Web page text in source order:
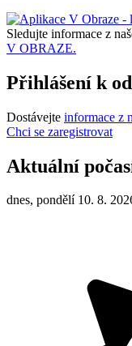
Sledujte informace z
V OBRAZE.
Přihlášení k
Dostávejte informace z
Chci se zaregistrovat
Aktuální
dnes, pondělí 10. 8.